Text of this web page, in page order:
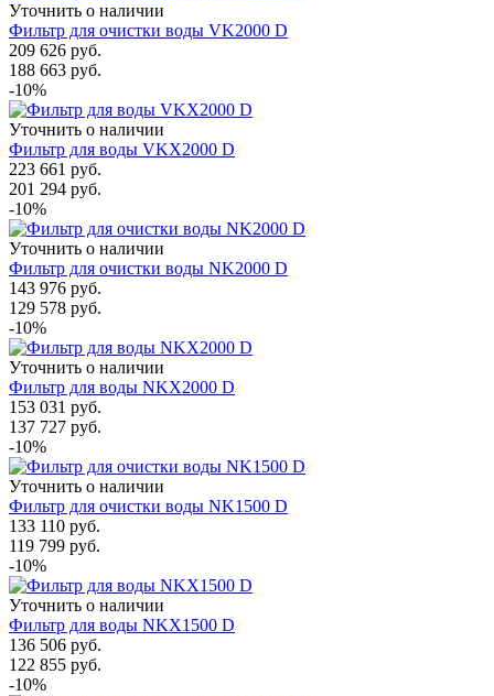
Уточнить о наличии
Фильтр для очистки воды VK2000 D
209 626 руб.
188 663 руб.
-10%
Уточнить о наличии
Фильтр для воды VKX2000 D
223 661 руб.
201 294 руб.
-10%
Уточнить о наличии
Фильтр для очистки воды NK2000 D
143 976 руб.
129 578 руб.
-10%
Уточнить о наличии
Фильтр для воды NKX2000 D
153 031 руб.
137 727 руб.
-10%
Уточнить о наличии
Фильтр для очистки воды NK1500 D
133 110 руб.
119 799 руб.
-10%
Уточнить о наличии
Фильтр для воды NKX1500 D
136 506 руб.
122 855 руб.
-10%